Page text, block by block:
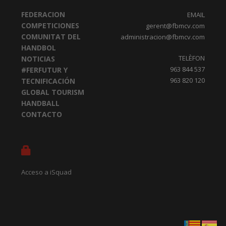
FEDERACION
COMPETICIONES
COMUNITAT DEL
HANDBOL
NOTICIAS
#FERFUTUR Y
TECNIFICACIÓN
GLOBAL TOURISM
HANDBALL
CONTACTO
Acceso a iSquad
EMAIL
gerent@fbmcv.com
administracion@fbmcv.com
TELÈFON
963 844 537
963 820 120